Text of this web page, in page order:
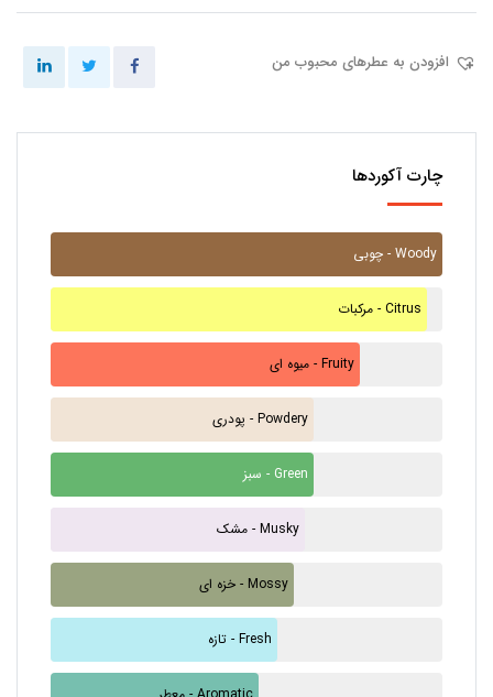
افزودن به عطرهای محبوب من
چارت آکوردها
چوبی - Woody
مرکبات - Citrus
میوه ای - Fruity
پودری - Powdery
سبز - Green
مشک - Musky
خزه ای - Mossy
تازه - Fresh